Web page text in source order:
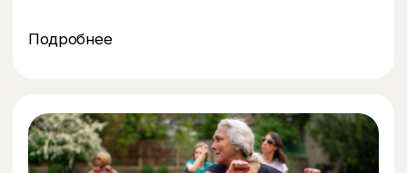
Миллион призов
Отчеты о деятельности
Архив
Новости и события
Фонд